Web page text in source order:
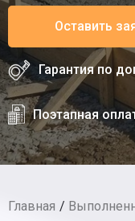
Оставить
Гарантия по
Поэтапная
Главная